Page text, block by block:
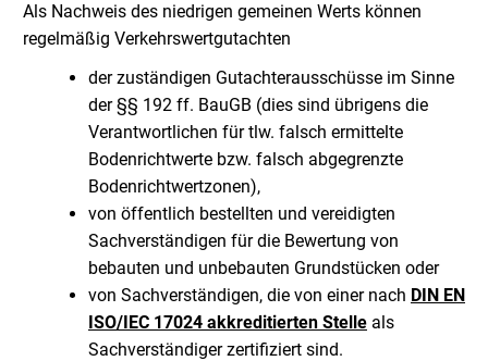
Als Nachweis des niedrigen gemeinen Werts können
regelmäßig Verkehrswertgutachten
der zuständigen Gutachterausschüsse im Sinne
der §§ 192 ff. BauGB (dies sind übrigens die
Verantwortlichen für tlw. falsch ermittelte
Bodenrichtwerte bzw. falsch abgegrenzte
Bodenrichtwertzonen),
von öffentlich bestellten und vereidigten
Sachverständigen für die Bewertung von
bebauten und unbebauten Grundstücken oder
von Sachverständigen, die von einer nach DIN EN
ISO/IEC 17024 akkreditierten Stelle als
Sachverständiger zertifiziert sind.